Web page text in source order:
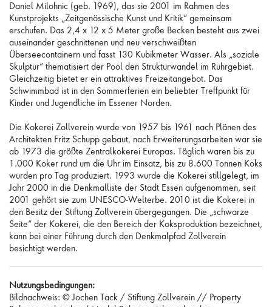
Daniel Milohnic (geb. 1969), das sie 2001 im Rahmen des
Kunstprojekts „Zeitgenössische Kunst und Kritik“ gemeinsam
erschufen. Das 2,4 x 12 x 5 Meter große Becken besteht aus zwei
auseinander geschnittenen und neu verschweißten
Überseecontainern und fasst 130 Kubikmeter Wasser. Als „soziale
Skulptur“ thematisiert der Pool den Strukturwandel im Ruhrgebiet.
Gleichzeitig bietet er ein attraktives Freizeitangebot. Das
Schwimmbad ist in den Sommerferien ein beliebter Treffpunkt für
Kinder und Jugendliche im Essener Norden.
Die Kokerei Zollverein wurde von 1957 bis 1961 nach Plänen des
Architekten Fritz Schupp gebaut, nach Erweiterungsarbeiten war sie
ab 1973 die größte Zentralkokerei Europas. Täglich waren bis zu
1.000 Koker rund um die Uhr im Einsatz, bis zu 8.600 Tonnen Koks
wurden pro Tag produziert. 1993 wurde die Kokerei stillgelegt, im
Jahr 2000 in die Denkmalliste der Stadt Essen aufgenommen, seit
2001 gehört sie zum UNESCO-Welterbe. 2010 ist die Kokerei in
den Besitz der Stiftung Zollverein übergegangen. Die „schwarze
Seite“ der Kokerei, die den Bereich der Koksproduktion bezeichnet,
kann bei einer Führung durch den Denkmalpfad Zollverein
besichtigt werden.
Nutzungsbedingungen:
Bildnachweis: © Jochen Tack / Stiftung Zollverein // Property